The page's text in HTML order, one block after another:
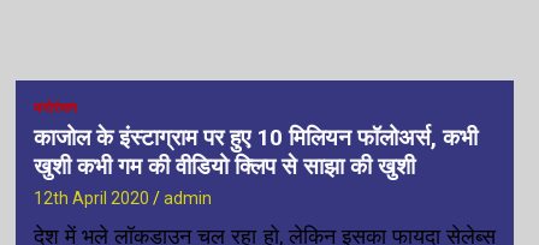
मनोरंजन
काजोल के इंस्टाग्राम पर हुए 10 मिलियन फॉलोअर्स, कभी
खुशी कभी गम की वीडियो क्लिप से साझा की खुशी
12th April 2020 admin
देश में भले लॉकडाउन चल रहा हो, लेकिन इसका फायदा सेलेब्स